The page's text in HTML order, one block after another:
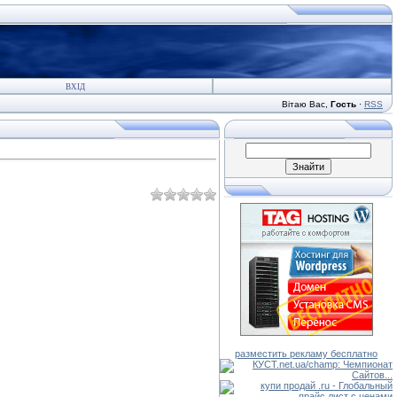
ВХІД
Вітаю Вас Гость · RSS
разместить рекламу бесплатно